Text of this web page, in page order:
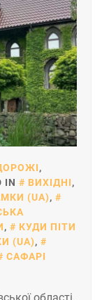
,
IN ВИХІДНІ,
(UA),
,
КУДИ ПІТИ
(UA),
САФАРІ